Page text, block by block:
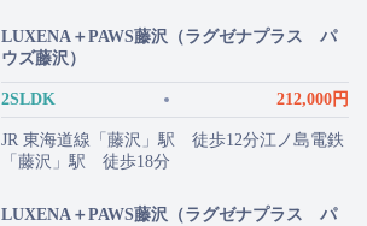
LUXENA＋PAWS藤沢（ラグゼナプラス パ
ウズ藤沢）
2SLDK 212,000円
JR 東海道線「藤沢」駅 徒歩12分江ノ島電鉄
「藤沢」駅 徒歩18分
LUXENA＋PAWS藤沢（ラグゼナプラス パ